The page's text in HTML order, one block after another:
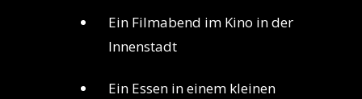
Ein Filmabend im Kino in der
Innenstadt
Ein Essen in einem kleinen